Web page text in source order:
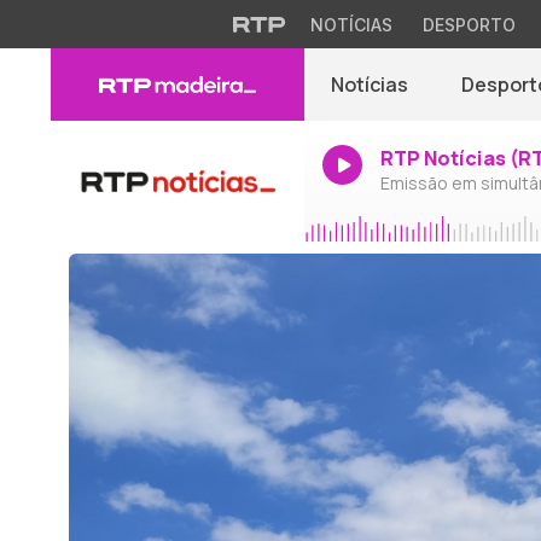
NOTÍCIAS DESPORTO
Notícias
RTP Notícias
Emissão em